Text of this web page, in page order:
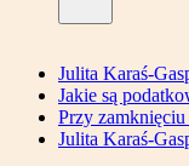
Julita Karaś-
Jakie są
Przy zamknięciu
Julita Karaś-